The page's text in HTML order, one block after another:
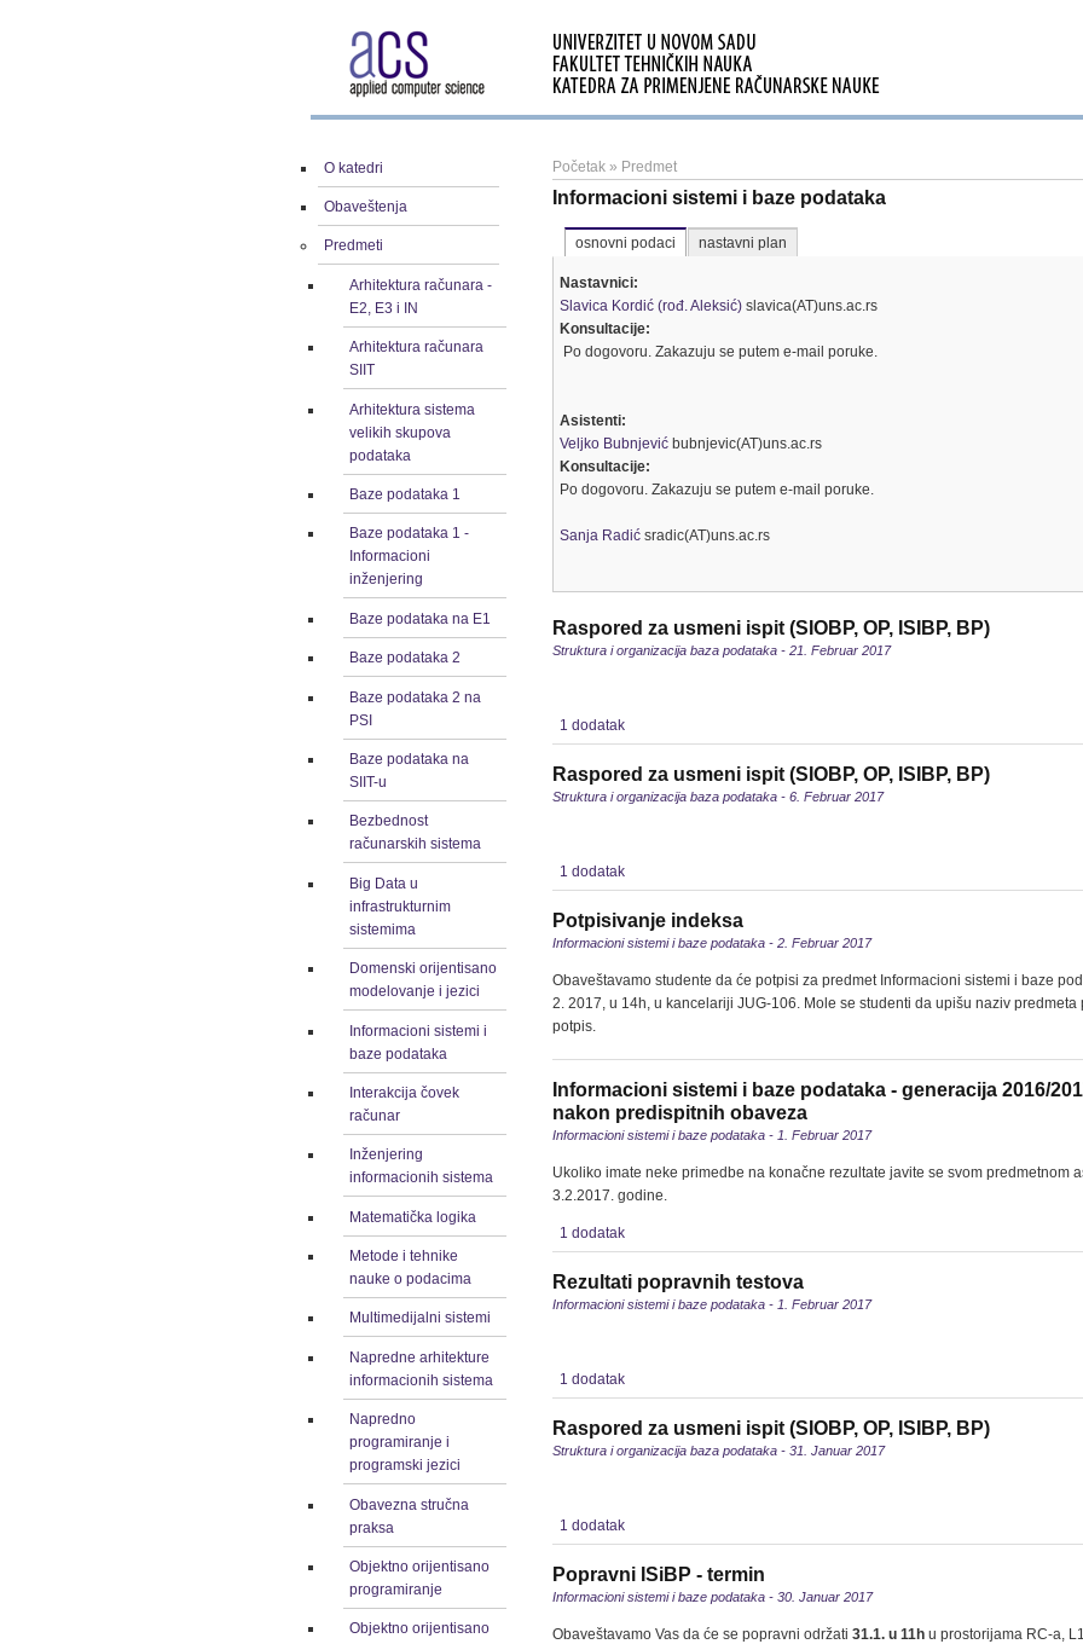
O katedri
Obaveštenja
Predmeti
Arhitektura računara -
E2, E3 i IN
Arhitektura računara
SIIT
Arhitektura sistema
velikih skupova
podataka
Baze podataka 1
Baze podataka 1 -
Informacioni
inženjering
Baze podataka na E1
Baze podataka 2
Baze podataka 2 na
PSI
Baze podataka na
SIIT-u
Bezbednost
računarskih sistema
Big Data u
infrastrukturnim
sistemima
Domenski orijentisano
modelovanje i jezici
Informacioni sistemi i
baze podataka
Interakcija čovek
računar
Inženjering
informacionih sistema
Matematička logika
Metode i tehnike
nauke o podacima
Multimedijalni sistemi
Napredne arhitekture
informacionih sistema
Napredno
programiranje i
programski jezici
Obavezna stručna
praksa
Objektno orijentisano
programiranje
Objektno orijentisano
Početak » Predmet
Informacioni sistemi i baze podataka
osnovni podaci nastavni plan
Nastavnici:
Slavica Kordić (rođ. Aleksić) slavica(AT)uns.ac.rs
Konsultacije:
Po dogovoru. Zakazuju se putem e-mail poruke.
Asistenti:
Veljko Bubnjević bubnjevic(AT)uns.ac.rs
Konsultacije:
Po dogovoru. Zakazuju se putem e-mail poruke.
Sanja Radić sradic(AT)uns.ac.rs
Raspored za usmeni ispit (SIOBP, OP, ISIBP, BP)
Struktura i organizacija baza podataka - 21. Februar 2017
1 dodatak
Raspored za usmeni ispit (SIOBP, OP, ISIBP, BP)
Struktura i organizacija baza podataka - 6. Februar 2017
1 dodatak
Potpisivanje indeksa
Informacioni sistemi i baze podataka - 2. Februar 2017
Obaveštavamo studente da će potpisi za predmet Informacioni sistemi i baze
2. 2017, u 14h, u kancelariji JUG-106. Mole se studenti da upišu naziv
potpis.
Informacioni sistemi i baze podataka - generacija 2016/
nakon predispitnih obaveza
Informacioni sistemi i baze podataka - 1. Februar 2017
Ukoliko imate neke primedbe na konačne rezultate javite se svom predmetnom
3.2.2017. godine.
1 dodatak
Rezultati popravnih testova
Informacioni sistemi i baze podataka - 1. Februar 2017
1 dodatak
Raspored za usmeni ispit (SIOBP, OP, ISIBP, BP)
Struktura i organizacija baza podataka - 31. Januar 2017
1 dodatak
Popravni ISiBP - termin
Informacioni sistemi i baze podataka - 30. Januar 2017
Obaveštavamo Vas da će se popravni održati 31.1. u 11h u prostorijama RC-a,